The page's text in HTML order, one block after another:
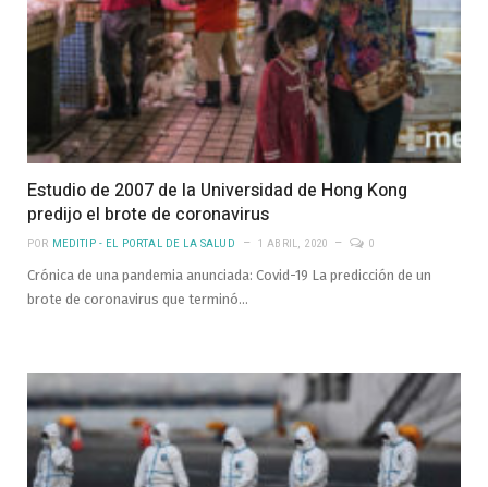
Estudio de 2007 de la Universidad de Hong Kong
predijo el brote de coronavirus
POR MEDITIP - EL PORTAL DE LA SALUD 1 ABRIL, 2020 0
Crónica de una pandemia anunciada: Covid-19 La predicción de un
brote de coronavirus que terminó…